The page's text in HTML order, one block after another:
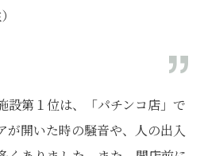
設第１位は、「パチンコ店」で
が開いた時の騒音や、人の出入